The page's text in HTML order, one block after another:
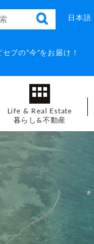
ブの”今”をお届け！
日本語
Life & Real Estate
暮らし&不動産